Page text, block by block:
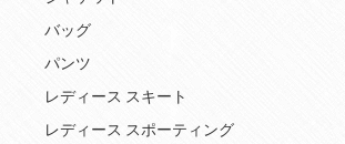
バッグ
パンツ
レディース スキート
レディース スポーティング